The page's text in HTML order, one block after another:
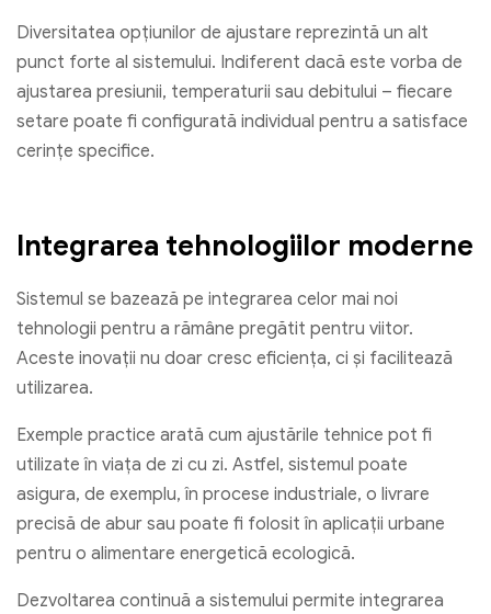
Diversitatea opțiunilor de ajustare reprezintă un alt
punct forte al sistemului. Indiferent dacă este vorba de
ajustarea presiunii, temperaturii sau debitului – fiecare
setare poate fi configurată individual pentru a satisface
cerințe specifice.
Integrarea tehnologiilor moderne
Sistemul se bazează pe integrarea celor mai noi
tehnologii pentru a rămâne pregătit pentru viitor.
Aceste inovații nu doar cresc eficiența, ci și facilitează
utilizarea.
Exemple practice arată cum ajustările tehnice pot fi
utilizate în viața de zi cu zi. Astfel, sistemul poate
asigura, de exemplu, în procese industriale, o livrare
precisă de abur sau poate fi folosit în aplicații urbane
pentru o alimentare energetică ecologică.
Dezvoltarea continuă a sistemului permite integrarea